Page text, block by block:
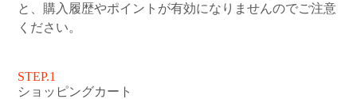
と、購入履歴やポイントが有効になりませんのでご注意
ください。
STEP.1
ショッピングカート